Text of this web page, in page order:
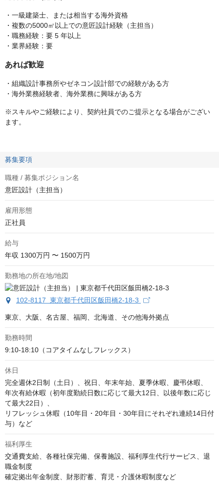
・一級建築士、または相当する海外資格
・複数の5000㎡以上での意匠設計経験（主担当）
・職務経験：要 5 年以上
・業界経験：要
あれば歓迎
・組織設計事務所やゼネコン設計部での経験がある方
・海外業務経験者、海外業務に興味がある方
※スキルやご経験により、契約社員でのご提示となる場合がござい
ます。
募集要項
職種 / 募集ポジション名
意匠設計（主担当）
雇用形態
正社員
給与
年収 1300万円 〜 1500万円
勤務地の所在地/地図
102-8117 東京都千代田区飯田橋2-18-3
東京、大阪、名古屋、福岡、北海道、その他海外拠点
勤務時間
9:10-18:10（コアタイムなしフレックス）
休日
完全週休2日制（土日）、祝日、年末年始、夏季休暇、慶弔休暇、
年次有給休暇（初年度勤続日数に応じて最大12日、以後年数に応じ
て最大22日）、
リフレッシュ休暇（10年目・20年目・30年目にそれぞれ連続14日付
与）など
福利厚生
交通費支給、各種社保完備、保養施設、福利厚生代行サービス、退
職金制度
確定拠出年金制度、財形貯蓄、育児・介護休暇制度など